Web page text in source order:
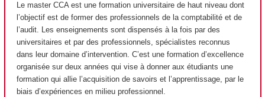
Le master CCA est une formation universitaire de haut niveau dont
l’objectif est de former des professionnels de la comptabilité et de
l’audit. Les enseignements sont dispensés à la fois par des
universitaires et par des professionnels, spécialistes reconnus
dans leur domaine d’intervention. C’est une formation d’excellence
organisée sur deux années qui vise à donner aux étudiants une
formation qui allie l’acquisition de savoirs et l’apprentissage, par le
biais d’expériences en milieu professionnel.